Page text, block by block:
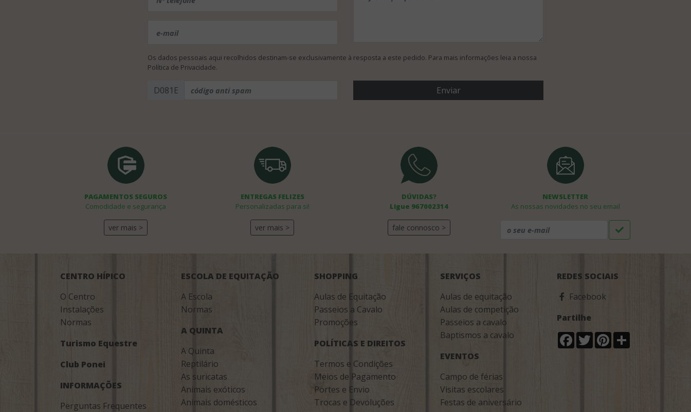
Os dados pessoais aqui recolhidos destinam-se exclusivamente à resposta a este pedido. Para mais informações leia a nossa
Política de Privacidade.
D081E Enviar
PAGAMENTOS SEGUROS
Comodidade e segurança
ver mais >
ENTREGAS FELIZES
Personalizadas para si!
ver mais >
DÚVIDAS?
Ligue 967002314
fale connosco >
NEWSLETTER
As nossas novidades no seu email
CENTRO HÍPICO
O Centro
Instalações
Normas
Turismo Equestre
Club Ponei
INFORMAÇÕES
Perguntas Frequentes
ESCOLA DE EQUITAÇÃO
A Escola
Normas
A QUINTA
A Quinta
Reptilário
As suricatas
Animais exóticos
Animais domésticos
SHOPPING
Aulas de Equitação
Passeios a Cavalo
Promoções
POLÍTICAS E DIREITOS
Termos e Condições
Meios de Pagamento
Portes e Envio
Trocas e Devoluções
SERVIÇOS
Aulas de equitação
Aulas de competição
Passeios a cavalo
Baptismos a cavalo
EVENTOS
Campo de férias
Visitas escolares
Festas de aniversário
REDES SOCIAIS
Facebook
Partilhe
Facebook
TwitterPinterest